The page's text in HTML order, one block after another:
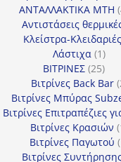
ΑΝΤΑΛΛΑΚΤΙΚΑ MTH
Αντιστάσεις
Κλείστρα-Κλειδαριές
Λάστιχα 11
ΒΙΤΡΙΝΕΣ 2525
Βιτρίνες Back Bar
Βιτρίνες Mπύρας
Βιτρίνες Επιτραπέζιες
Βιτρίνες Κρασιών
Βιτρίνες Παγωτού
Βιτρίνες